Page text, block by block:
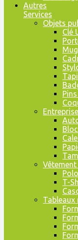
Autres
Services
Objets
Clé
Polo
T-
Tableaux